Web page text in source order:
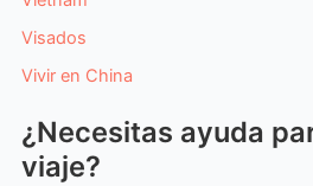
Visados
Vivir en China
¿Necesitas ayuda
viaje?